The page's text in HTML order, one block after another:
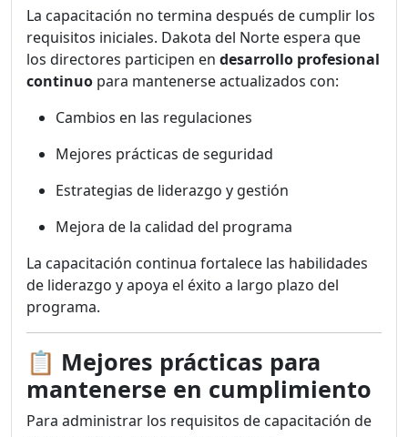
La capacitación no termina después de cumplir los
requisitos iniciales. Dakota del Norte espera que
los directores participen en desarrollo profesional
continuo para mantenerse actualizados con:
Cambios en las regulaciones
Mejores prácticas de seguridad
Estrategias de liderazgo y gestión
Mejora de la calidad del programa
La capacitación continua fortalece las habilidades
de liderazgo y apoya el éxito a largo plazo del
programa.
📋 Mejores prácticas para
mantenerse en cumplimiento
Para administrar los requisitos de capacitación de